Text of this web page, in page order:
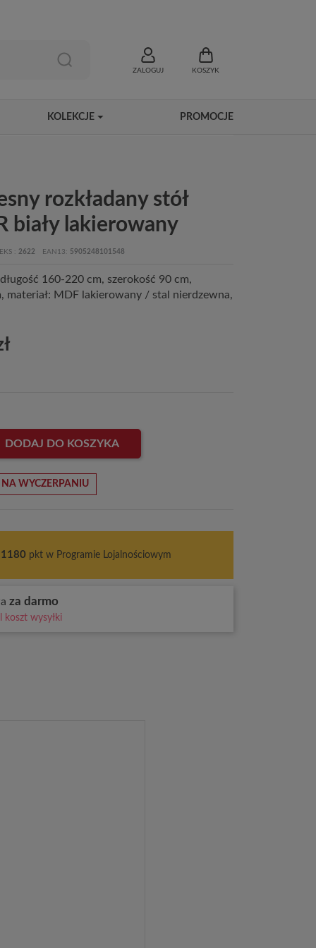
ZALOGUJ KOSZYK
KOLEKCJE PROMOCJE
rozkładany stół
biały lakierowany
2622 EAN13 5905248101548
160-220 cm, szerokość 90 cm,
materiał: MDF lakierowany / stal nierdzewna,
DODAJ DO KOSZYKA
WYCZERPANIU
1180 pkt w Programie Lojalnościowym
za darmo
koszt wysyłki